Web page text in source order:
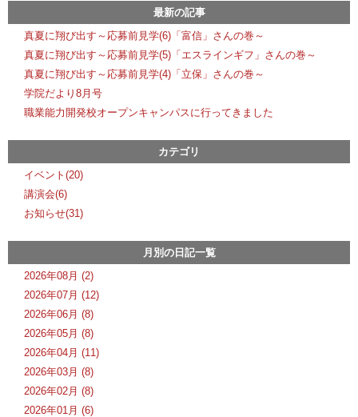
最新の記事
真夏に翔び出す～応募前見学(6)「富信」さんの巻～
真夏に翔び出す～応募前見学(5)「エスラインギフ」さんの巻～
真夏に翔び出す～応募前見学(4)「立保」さんの巻～
学院だより8月号
職業能力開発校オープンキャンパスに行ってきました
カテゴリ
イベント(20)
講演会(6)
お知らせ(31)
月別の日記一覧
2026年08月 (2)
2026年07月 (12)
2026年06月 (8)
2026年05月 (8)
2026年04月 (11)
2026年03月 (8)
2026年02月 (8)
2026年01月 (6)